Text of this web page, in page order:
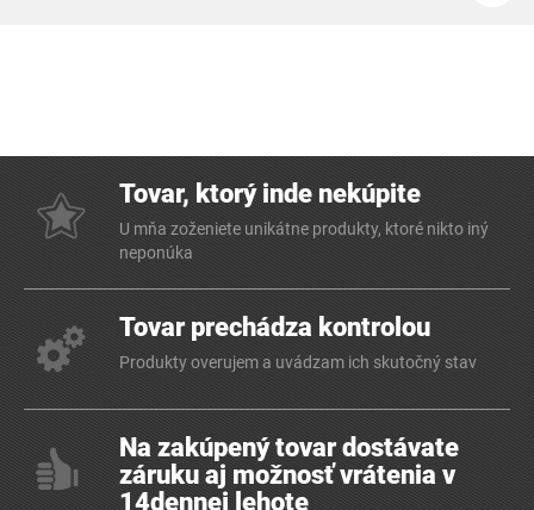
Tovar, ktorý inde nekúpite
U mňa zoženiete unikátne produkty, ktoré nikto iný
neponúka
Tovar prechádza kontrolou
Produkty overujem a uvádzam ich skutočný stav
Na zakúpený tovar dostávate
záruku aj možnosť vrátenia v
14dennej lehote